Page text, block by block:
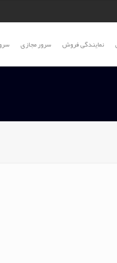
نمایندگی فروش سرور مجازی